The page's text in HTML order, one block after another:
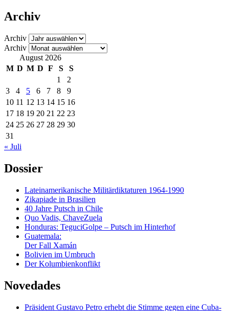
Archiv
Archiv
Archiv
August 2026
M D M D F S
S
1
2
3
4 5 6 7 8
9
10 11 12 13 14 15 16
17 18 19 20 21 22 23
24 25 26 27 28 29 30
31
« Juli
Dossier
Lateinamerikanische Militärdiktaturen 1964-1990
Zikapiade in Brasilien
40 Jahre Putsch in Chile
Quo Vadis, ChaveZuela
Honduras: TeguciGolpe – Putsch im Hinterhof
Guatemala:
Der Fall Xamán
Bolivien im Umbruch
Der Kolumbienkonflikt
Novedades
Präsident Gustavo Petro erhebt die Stimme gegen eine Cuba-